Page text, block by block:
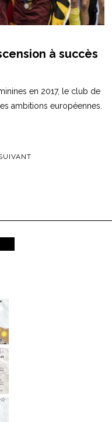
à succès
en 2017, le club de
ambitions européennes.